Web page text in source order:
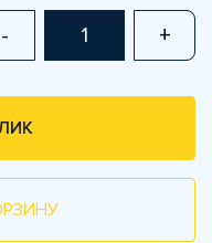
- +